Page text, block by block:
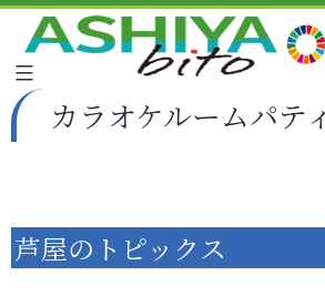
カラオケルームパテ
芦屋のトピックス